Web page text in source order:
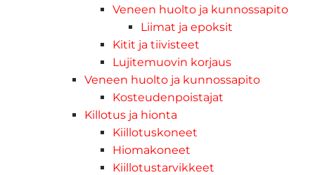
Veneen huolto ja kunnossapito
Liimat ja epoksit
Kitit ja tiivisteet
Lujitemuovin korjaus
Veneen huolto ja kunnossapito
Kosteudenpoistajat
Killotus ja hionta
Kiillotuskoneet
Hiomakoneet
Kiillotustarvikkeet